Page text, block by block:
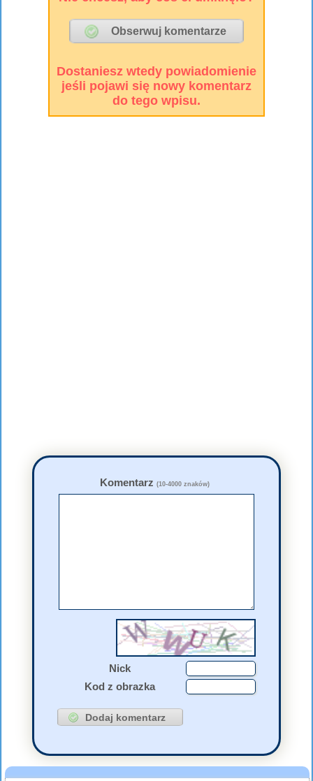
Dostaniesz wtedy powiadomienie
jeśli pojawi się nowy komentarz
do tego wpisu.
Komentarz (10-4000 znaków)
Nick
Kod z obrazka